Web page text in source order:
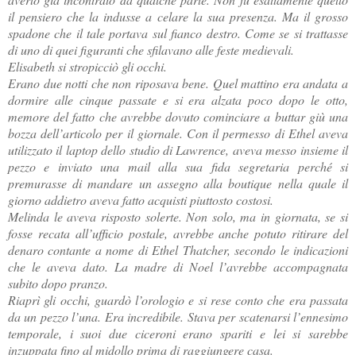
il pensiero che la indusse a celare la sua presenza. Ma il grosso
spadone che il tale portava sul fianco destro. Come se si trattasse
di uno di quei figuranti che sfilavano alle feste medievali.
Elisabeth si stropicciò gli occhi.
Erano due notti che non riposava bene. Quel mattino era andata a
dormire alle cinque passate e si era alzata poco dopo le otto,
memore del fatto che avrebbe dovuto cominciare a buttar giù una
bozza dell’articolo per il giornale. Con il permesso di Ethel aveva
utilizzato il laptop dello studio di Lawrence, aveva messo insieme il
pezzo e inviato una mail alla sua fida segretaria perché si
premurasse di mandare un assegno alla boutique nella quale il
giorno addietro aveva fatto acquisti piuttosto costosi.
Melinda le aveva risposto solerte. Non solo, ma in giornata, se si
fosse recata all’ufficio postale, avrebbe anche potuto ritirare del
denaro contante a nome di Ethel Thatcher, secondo le indicazioni
che le aveva dato. La madre di Noel l’avrebbe accompagnata
subito dopo pranzo.
Riaprì gli occhi, guardò l’orologio e si rese conto che era passata
da un pezzo l’una. Era incredibile. Stava per scatenarsi l’ennesimo
temporale, i suoi due ciceroni erano spariti e lei si sarebbe
inzuppata fino al midollo prima di raggiungere casa.